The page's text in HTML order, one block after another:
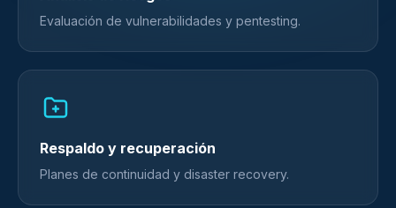
Evaluación de vulnerabilidades y pentesting.
Respaldo y recuperación
Planes de continuidad y disaster recovery.